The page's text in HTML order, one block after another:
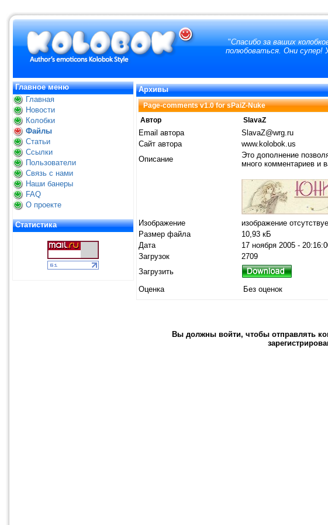
"Спасибо за ваших
полюбоваться. Они супер!
Главное меню
Главная
Новости
Колобки
Файлы
Статьи
Ссылки
Пользователи
Связь с нами
Наши банеры
FAQ
О проекте
Статистика
Архивы
Page-comments v1.0 for sPaiZ-Nuke
Автор
SlavaZ
Email автора
SlavaZ@wrg.ru
Сайт автора
www.kolobok.us
Описание
Это дополнение
много комментариев и
Изображение
изображение
Размер файла
10,93 кБ
Дата
17 ноября 2005 -
Загрузок
2709
Загрузить
Оценка
Без оценок
Вы должны войти, чтобы отправлять